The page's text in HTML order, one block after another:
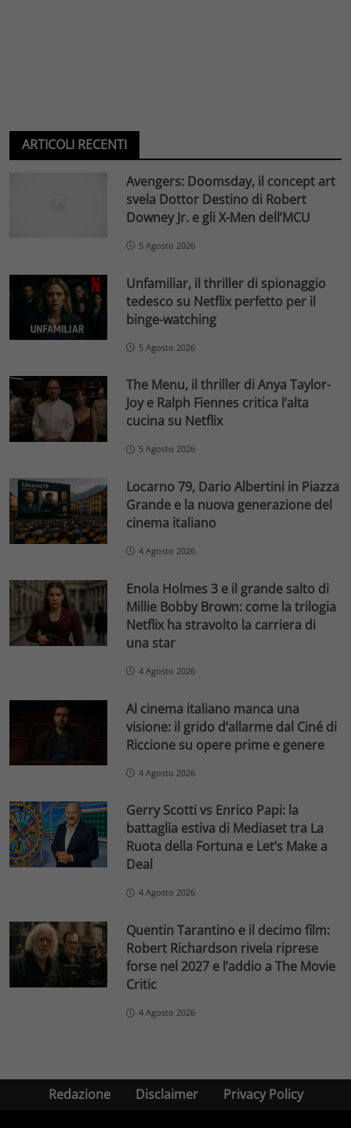
ARTICOLI RECENTI
Avengers: Doomsday, il concept art
svela Dottor Destino di Robert
Downey Jr. e gli X-Men dell’MCU
5 Agosto 2026
Unfamiliar, il thriller di spionaggio
tedesco su Netflix perfetto per il
binge-watching
5 Agosto 2026
The Menu, il thriller di Anya Taylor-
Joy e Ralph Fiennes critica l’alta
cucina su Netflix
5 Agosto 2026
Locarno 79, Dario Albertini in Piazza
Grande e la nuova generazione del
cinema italiano
4 Agosto 2026
Enola Holmes 3 e il grande salto di
Millie Bobby Brown: come la trilogia
Netflix ha stravolto la carriera di
una star
4 Agosto 2026
Al cinema italiano manca una
visione: il grido d’allarme dal Ciné di
Riccione su opere prime e genere
4 Agosto 2026
Gerry Scotti vs Enrico Papi: la
battaglia estiva di Mediaset tra La
Ruota della Fortuna e Let’s Make a
Deal
4 Agosto 2026
Quentin Tarantino e il decimo film:
Robert Richardson rivela riprese
forse nel 2027 e l’addio a The Movie
Critic
4 Agosto 2026
Redazione Disclaimer Privacy Policy